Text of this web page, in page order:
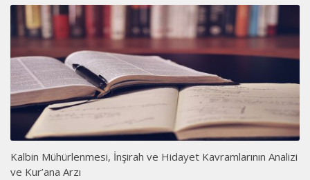
Kalbin Mühürlenmesi, İnşirah ve Hidayet Kavramlarının Analizi
ve Kur’ana Arzı